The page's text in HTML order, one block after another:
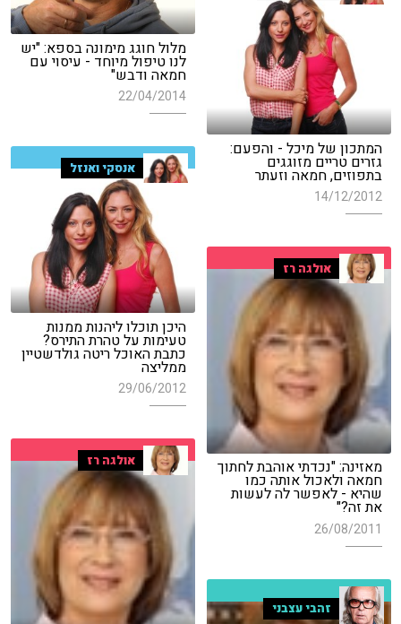
מלול חוגג מימונה בספא: "יש
לנו טיפול מיוחד - עיסוי עם
חמאה ודבש"
22/04/2014
המתכון של מיכל - והפעם:
גזרים טריים מזוגגים
בתפוזים, חמאה וזעתר
14/12/2012
אנסקי ואנזל
היכן תוכלו ליהנות ממנות
טעימות על טהרת התירס?
כתבת האוכל ריטה גולדשטיין
ממליצה
29/06/2012
אולגה רז
מאזינה: "נכדתי אוהבת לחתוך
חמאה ולאכול אותה כמו
שהיא - לאפשר לה לעשות
את זה?"
26/08/2011
אולגה רז
זהבי עצבני